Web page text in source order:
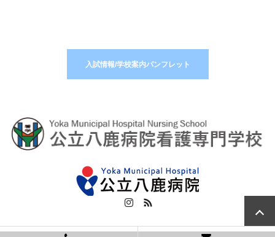
入試情報/学校案内パンフレット
Instagram